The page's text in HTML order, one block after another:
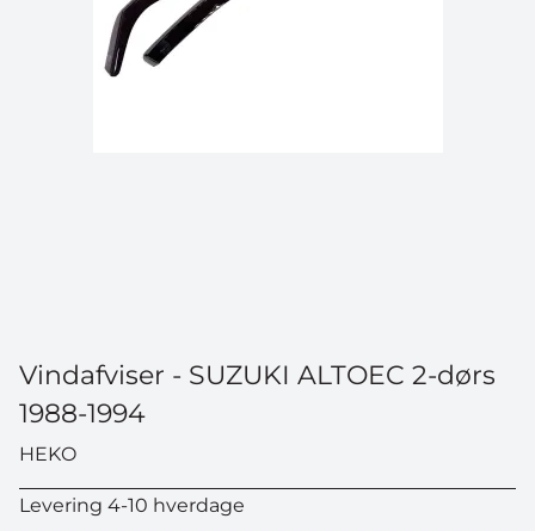
Vindafviser - SUZUKI ALTOEC 2-dørs
1988-1994
HEKO
Levering 4-10 hverdage